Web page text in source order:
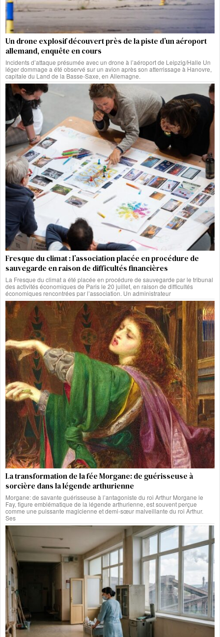
Un drone explosif découvert près de la piste d’un aéroport
allemand, enquête en cours
Incidents d’attaque présumée avec un drone à l’aéroport de Leipzig/Halle Un
léger dommage a été observé sur un avion après son atterrissage à Hanovre,
capitale du Land de la Basse-Saxe, en Allemagne.
Fresque du climat : l’association placée en procédure de
sauvegarde en raison de difficultés financières
La Fresque du climat a été placée en procédure de sauvegarde par le tribunal
des activités économiques de Paris le 20 juillet, en raison de difficultés
économiques rencontrées par l’association. Un administrateur
La transformation de la fée Morgane: de guérisseuse à
sorcière dans la légende arthurienne
Morgane: de savante guérisseuse à l’antagoniste du roi Arthur Morgane le
Fay, figure emblématique de la légende arthurienne, est souvent perçue
comme une puissante magicienne et demi-sœur malveillante du roi Arthur.
Ses